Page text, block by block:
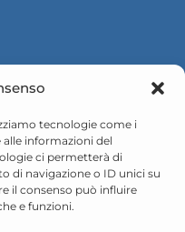
tecnologie come i
informazioni del
ci permetterà di
di navigazione o ID unici su
il consenso può influire
e funzioni.